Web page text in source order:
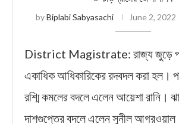
byBiplabi Sabyasachi June 2, 2022
District Magistrate: রাজ্য জুড়ে
একাধিক আধিকারিকের রদবদল করা হল।
রশ্মি কমলের বদলে এলেন আয়েশা রানি।
দাশগুপ্তের বদলে এলেন সুনীল